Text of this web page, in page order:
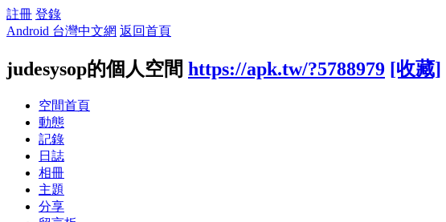
註冊 登錄
Android 台灣中文網 返回首頁
judesysop的個人空間 https://apk.tw/?5788979 [收藏]
空間首頁
動態
記錄
日誌
相冊
主題
分享